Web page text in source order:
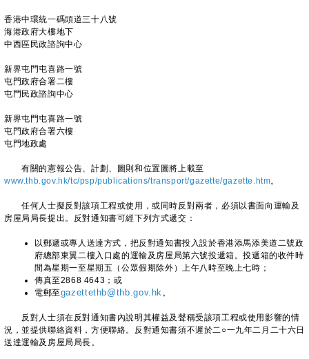
香港中環統一碼頭道三十八號
海港政府大樓地下
中西區民政諮詢中心
新界屯門屯喜路一號
屯門政府合署二樓
屯門民政諮詢中心
新界屯門屯喜路一號
屯門政府合署六樓
屯門地政處
有關的憲報公告、計劃、圖則和位置圖將上載至
www.thb.gov.hk/tc/psp/publications/transport/gazette/gazette.htm。
任何人士擬反對該項工程或使用，或同時反對兩者，必須以書面向運輸及
房屋局局長提出。反對通知書可經下列方式遞交：
以郵遞或專人送達方式，把反對通知書投入設於香港添馬添美道二號政
府總部東翼二樓入口處的運輸及房屋局第六號投遞箱。投遞箱的收件時
間為星期一至星期五（公眾假期除外）上午八時至晚上七時；
傳真至2868 4643；或
電郵至gazettethb@thb.gov.hk。
反對人士須在反對通知書內說明其權益及聲稱受該項工程或使用影響的情
況，並提供聯絡資料，方便聯絡。反對通知書須不遲於二○一九年二月二十六日
送達運輸及房屋局局長。